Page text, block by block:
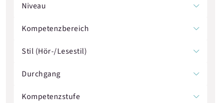
Niveau
Kompetenzbereich
Stil (Hör-/Lesestil)
Durchgang
Kompetenzstufe